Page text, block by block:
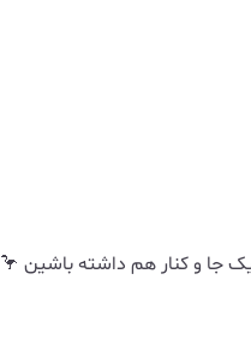
جا و کنار هم داشته باشین 🦩